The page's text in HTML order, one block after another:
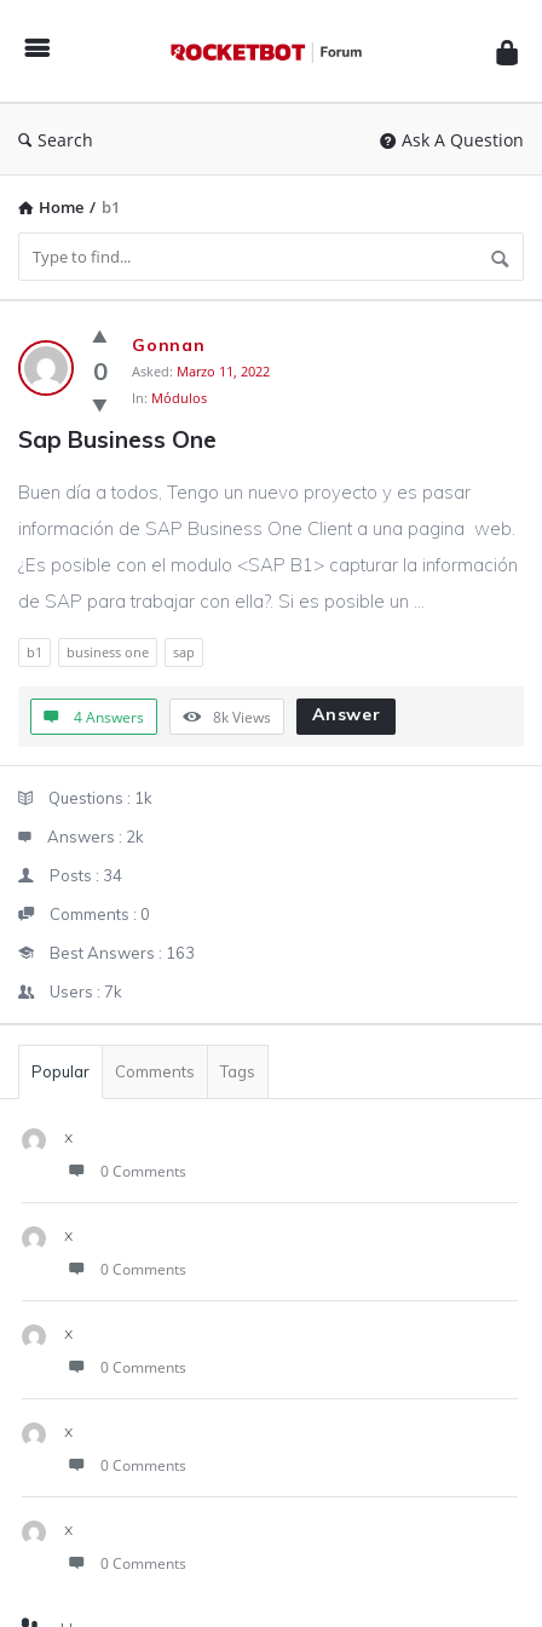
Forum
Search Ask A Question
Home / b1
Rocketbot
Forum
Latest
Questions
0
Gonnan
Asked: Marzo 11, 2022
In: Módulos
Sap Business One
Buen día a todos, Tengo un nuevo proyecto y es pasar
información de SAP Business One Client a una pagina web.
¿Es posible con el modulo <SAP B1> capturar la información
de SAP para trabajar con ella?. Si es posible un ...
b1 business one sap
4 Answers 8kViews Answer
StatsQuestions : 1k
Answers : 2k
Posts : 34
Comments : 0
Best Answers : 163
Users : 7k
Popular Comments Tags
x
0 Comments
x
0 Comments
x
0 Comments
x
0 Comments
x
0 Comments